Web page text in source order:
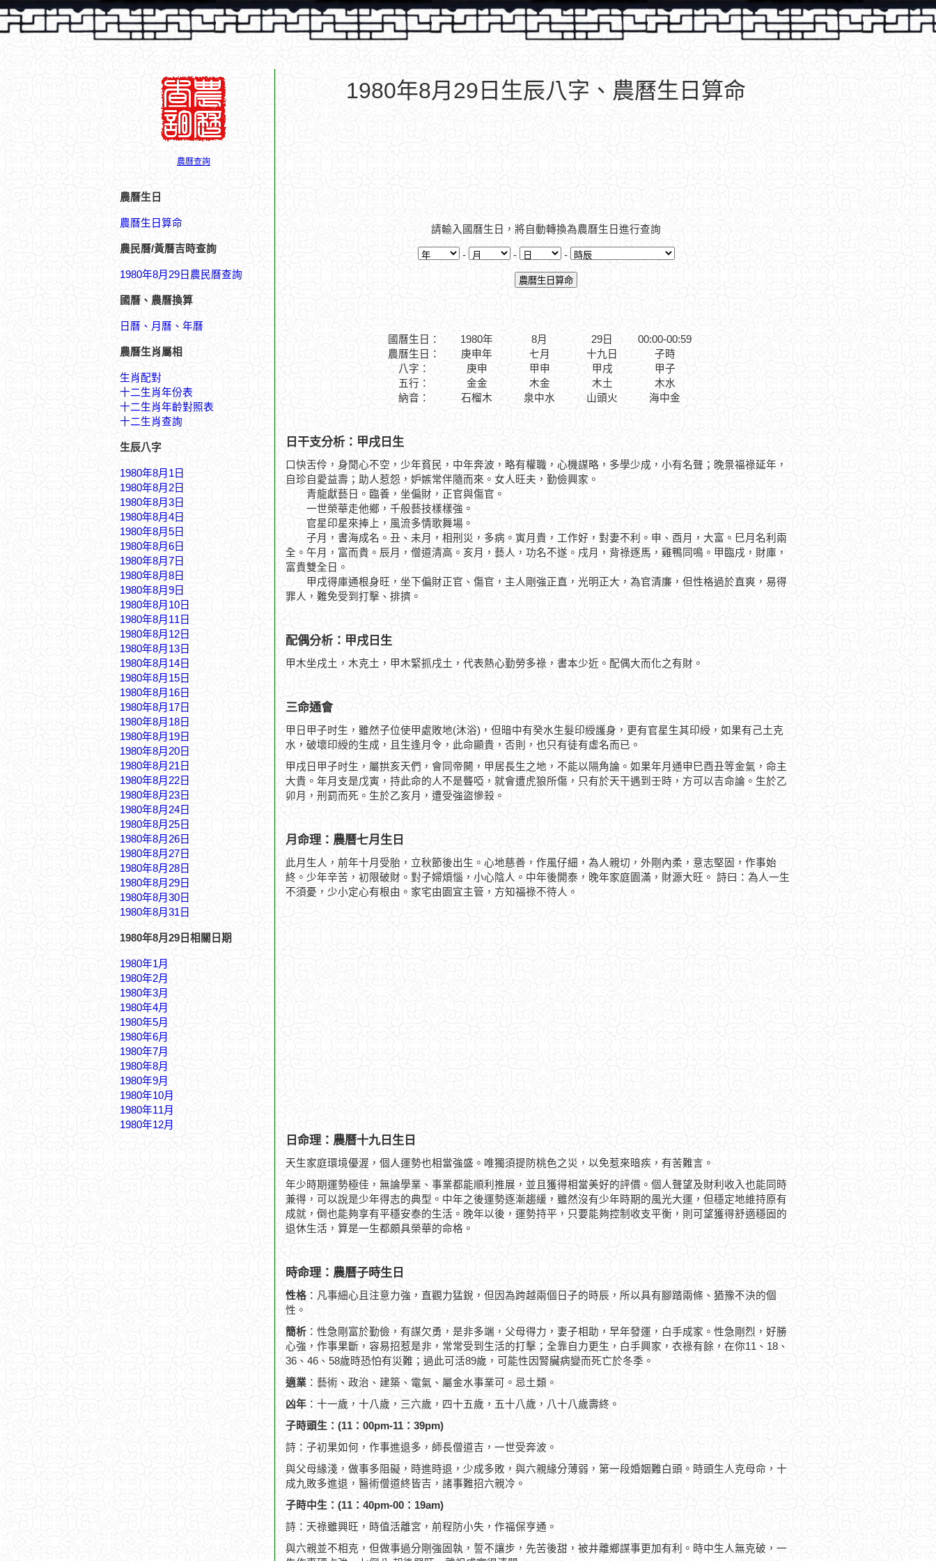
農曆查詢
農曆生日
農曆生日算命
農民曆/黃曆吉時查詢
1980年8月29日農民曆查詢
國曆、農曆換算
日曆、月曆、年曆
農曆生肖屬相
生肖配對
十二生肖年份表
十二生肖年齡對照表
十二生肖查詢
生辰八字
1980年8月1日
1980年8月2日
1980年8月3日
1980年8月4日
1980年8月5日
1980年8月6日
1980年8月7日
1980年8月8日
1980年8月9日
1980年8月10日
1980年8月11日
1980年8月12日
1980年8月13日
1980年8月14日
1980年8月15日
1980年8月16日
1980年8月17日
1980年8月18日
1980年8月19日
1980年8月20日
1980年8月21日
1980年8月22日
1980年8月23日
1980年8月24日
1980年8月25日
1980年8月26日
1980年8月27日
1980年8月28日
1980年8月29日
1980年8月30日
1980年8月31日
1980年8月29日相關日期
1980年1月
1980年2月
1980年3月
1980年4月
1980年5月
1980年6月
1980年7月
1980年8月
1980年9月
1980年10月
1980年11月
1980年12月
1980年8月29日生辰八字、農曆生日算命
請輸入國曆生日，將自動轉換為農曆生日進行查詢
- - -
國曆生日： 1980年 8月 29日
00:00-00:59
農曆生日：
庚申年 七月 十九日
子時
八字：
庚申 甲申 甲戌
甲子
五行：
納音：
金金
石榴木
木金
泉中水
木土
山頭火
木水
海中金
日干支分析：甲戌日生
口快舌伶，身閒心不空，少年貧民，中年奔波，略有權職，心機謀略，多學少成，小有名聲；晚景福祿延年，
自珍自愛益壽；助人惹怨，妒嫉常伴隨而來。女人旺夫，勤儉興家。
青龍獻藝日。臨養，坐偏財，正官與傷官。
一世榮華走他鄉，千般藝技樣樣強。
官星印星來捧上，風流多情歌舞場。
子月，書海成名。丑、未月，相刑災，多病。寅月貴，工作好，對妻不利。申、酉月，大富。巳月名利兩
全。午月，富而貴。辰月，僧道清高。亥月，藝人，功名不遂。戌月，背祿逐馬，雞鴨同鳴。甲臨戌，財庫，
富貴雙全日。
甲戌得庫通根身旺，坐下偏財正官、傷官，主人剛強正直，光明正大，為官清廉，但性格過於直爽，易得
罪人，難免受到打擊、排擠。
配偶分析：甲戌日生
甲木坐戌土，木克土，甲木緊抓戌土，代表熱心勤勞多祿，書本少近。配偶大而化之有財。
三命通會
甲日甲子时生，雖然子位使甲處敗地(沐浴)，但暗中有癸水生髮印綬護身，更有官星生其印綬，如果有己土克
水，破壞印綬的生成，且生逢月令，此命顯貴，否則，也只有徒有虛名而已。
甲戌日甲子时生，屬拱亥天們，會同帝闋，甲居長生之地，不能以隔角論。如果年月通申巳酉丑等金氣，命主
大貴。年月支是戊寅，持此命的人不是聾啞，就會遭虎狼所傷，只有於天干遇到壬時，方可以吉命論。生於乙
卯月，刑罰而死。生於乙亥月，遭受強盜慘殺。
月命理：農曆七月生日
此月生人，前年十月受胎，立秋節後出生。心地慈善，作風仔細，為人親切，外剛內柔，意志堅固，作事始
終。少年辛苦，初限破財。對子婦煩惱，小心陰人。中年後開泰，晚年家庭園滿，財源大旺。 詩曰：為人一生
不須憂，少小定心有根由。家宅由園宜主管，方知福祿不待人。
日命理：農曆十九日生日
天生家庭環境優渥，個人運勢也相當強盛。唯獨須提防桃色之災，以免惹來暗疾，有苦難言。
年少時期運勢極佳，無論學業、事業都能順利推展，並且獲得相當美好的評價。個人聲望及財利收入也能同時
兼得，可以說是少年得志的典型。中年之後運勢逐漸趨緩，雖然沒有少年時期的風光大運，但穩定地維持原有
成就，倒也能夠享有平穩安泰的生活。晚年以後，運勢持平，只要能夠控制收支平衡，則可望獲得舒適穩固的
退休生活，算是一生都頗具榮華的命格。
時命理：農曆子時生日
性格 ：凡事細心且注意力強，直觀力猛銳，但因為跨越兩個日子的時辰，所以具有腳踏兩條、猶豫不決的個
性。
簡析 ：性急剛富於勤儉，有謀欠勇，是非多端，父母得力，妻子相助，早年發運，白手成家。性急剛烈，好勝
心強，作事果斷，容易招惹是非，常常受到生活的打擊；全靠自力更生，白手興家，衣祿有餘，在你11、18、
36、46、58歲時恐怕有災難；過此可活89歲，可能性因腎臟病變而死亡於冬季。
適業 ：藝術、政治、建築、電氣、屬金水事業可。忌土類。
凶年 ：十一歲，十八歲，三六歲，四十五歲，五十八歲，八十八歲壽終。
子時頭生：(11：00pm-11：39pm)
詩：子初果如何，作事進退多，師長僧道吉，一世受奔波。
與父母緣淺，做事多阻礙，時進時退，少成多敗，與六親緣分薄弱，第一段婚姻難白頭。時頭生人克母命，十
成九敗多進退，醫術僧道終皆吉，諸事難招六親冷。
子時中生：(11：40pm-00：19am)
詩：天祿雖興旺，時值活離宮，前程防小失，作福保亨通。
與六親並不相克，但做事過分剛強固執，誓不讓步，先苦後甜，被井離鄉謀事更加有利。時中生人無克破，一